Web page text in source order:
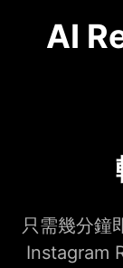
AI
只需幾分鐘
Instagram